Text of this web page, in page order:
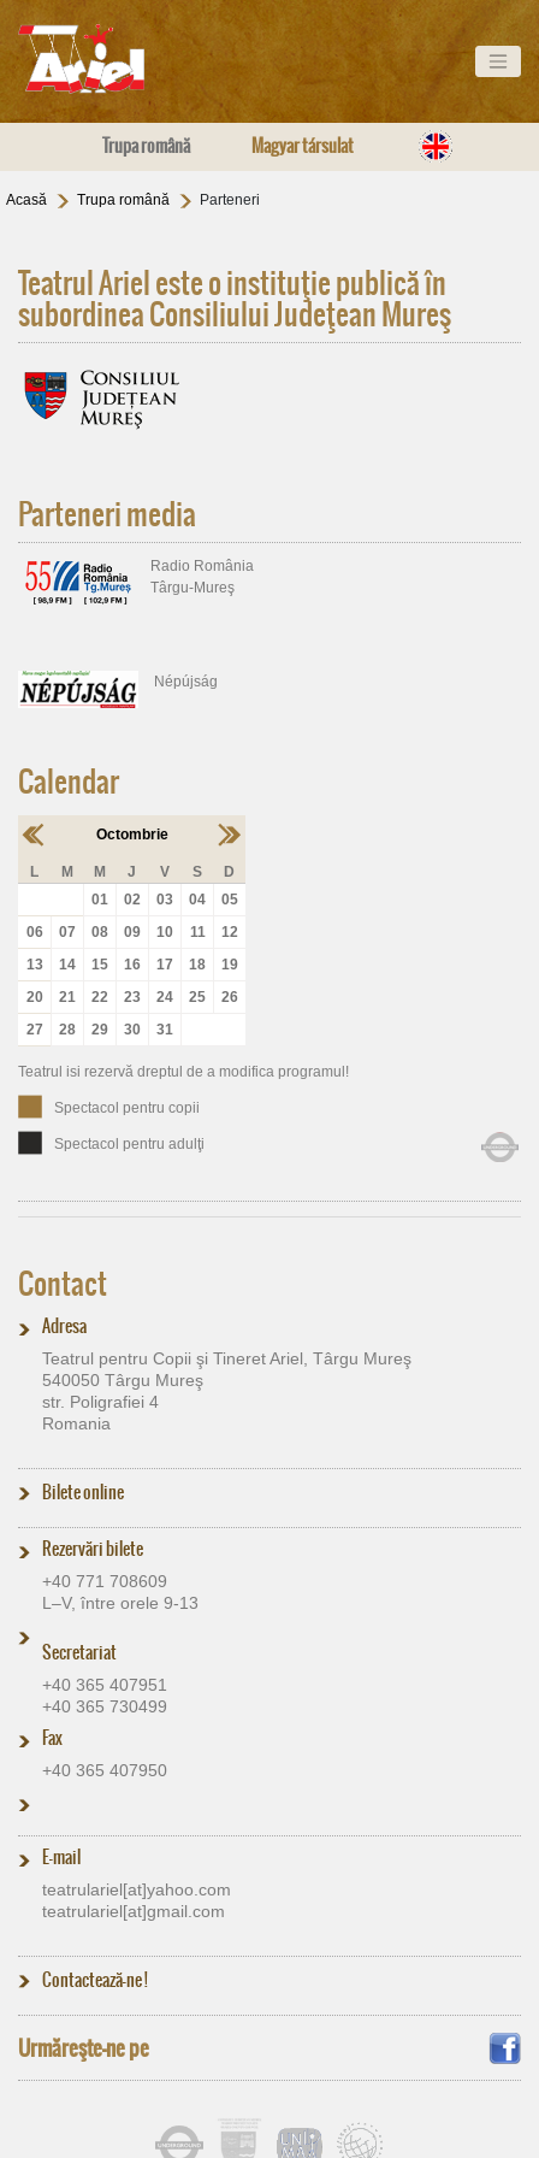
Trupa română Magyar társulat
Acasă Trupa română Parteneri
Calendar
Octombrie
L M M J V S
D
01
02 03 04
05
06
07 08 09 10 11
12
13
14 15 16 17 18
19
20
21 22 23 24 25
26
27
28 29 30 31
Teatrul isi rezervă dreptul de a modifica programul!
Spectacol pentru copii
Spectacol pentru adulţi
Teatrul Ariel este o instituţie publică în
subordinea Consiliului Judeţean Mureş
Parteneri media
Radio România
Târgu-Mureş
Népújság
Contact
Adresa
Teatrul pentru Copii şi Tineret Ariel, Târgu Mureş
540050 Târgu Mureş
str. Poligrafiei 4
Romania
Bilete online
Rezervări bilete
+40 771 708609
L–V, între orele 9-13
Secretariat
+40 365 407951
+40 365 730499
Fax
+40 365 407950
E-mail
teatrulariel[at]​yahoo.com
teatrulariel[at]​gmail.com
Contactează-ne !
Urmăreşte-ne pe